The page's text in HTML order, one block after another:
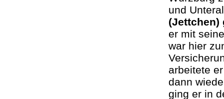
und
(Jettchen)
er mit
war hier
arbeitete
dann
ging er in